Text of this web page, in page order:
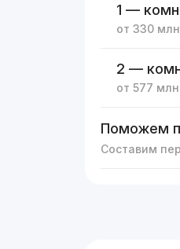
1 —
от330 млн
2 —
от577 млн
Поможем
Составим